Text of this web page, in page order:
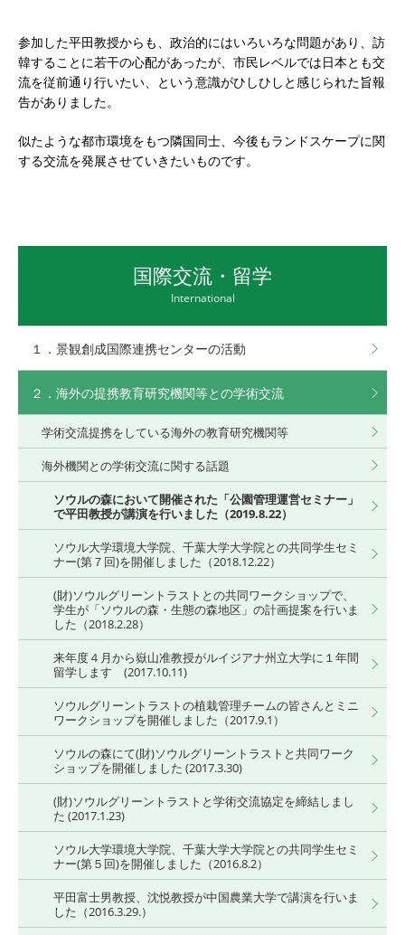
参加した平田教授からも、政治的にはいろいろな問題があり、訪
韓することに若干の心配があったが、市民レベルでは日本とも交
流を従前通り行いたい、という意識がひしひしと感じられた旨報
告がありました。
似たような都市環境をもつ隣国同士、今後もランドスケープに関
する交流を発展させていきたいものです。
国際交流・留学
International
１．景観創成国際連携センターの活動
２．海外の提携教育研究機関等との学術交流
学術交流提携をしている海外の教育研究機関等
海外機関との学術交流に関する話題
ソウルの森において開催された「公園管理運営セミナー」
で平田教授が講演を行いました（2019.8.22）
ソウル大学環境大学院、千葉大学大学院との共同学生セミ
ナー(第７回)を開催しました（2018.12.22）
(財)ソウルグリーントラストとの共同ワークショップで、
学生が「ソウルの森・生態の森地区」の計画提案を行いま
した（2018.2.28）
来年度４月から嶽山准教授がルイジアナ州立大学に１年間
留学します (2017.10.11)
ソウルグリーントラストの植栽管理チームの皆さんとミニ
ワークショップを開催しました（2017.9.1）
ソウルの森にて(財)ソウルグリーントラストと共同ワーク
ショップを開催しました (2017.3.30)
(財)ソウルグリーントラストと学術交流協定を締結しまし
た (2017.1.23)
ソウル大学環境大学院、千葉大学大学院との共同学生セミ
ナー(第５回)を開催しました（2016.8.2）
平田富士男教授、沈悦教授が中国農業大学で講演を行いま
した（2016.3.29.）